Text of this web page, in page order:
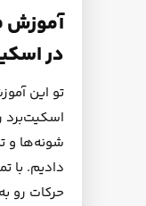
آموزش
در
تو این
اسکیت‌برد
شونه‌ها و
دادیم. با
حرکات رو